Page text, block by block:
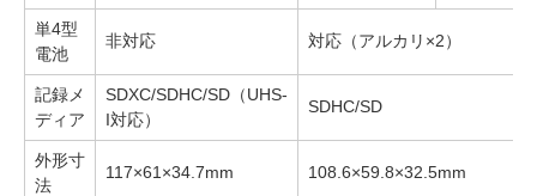
単4型
電池
非対応 対応（アルカリ×2）
記録メ
ディア
SDXC/SDHC/SD（UHS-
I対応）
SDHC/SD
外形寸
法
117×61×34.7mm 108.6×59.8×32.5mm